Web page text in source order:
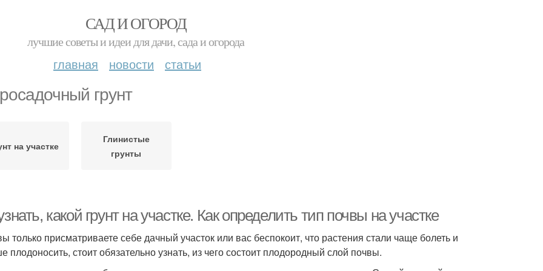
САД И ОГОРОД
лучшие советы и идеи для дачи, сада и огорода
главная новости статьи
грунт
на участке
Глинистые
грунты
какой грунт на участке. Как определить тип почвы на участке
только присматриваете себе дачный участок или вас беспокоит, что растения стали чаще болеть и
плодоносить, стоит обязательно узнать, из чего состоит плодородный слой почвы.